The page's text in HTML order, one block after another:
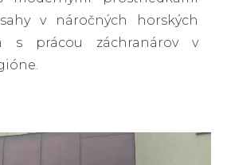
v náročných horských
s prácou záchranárov v